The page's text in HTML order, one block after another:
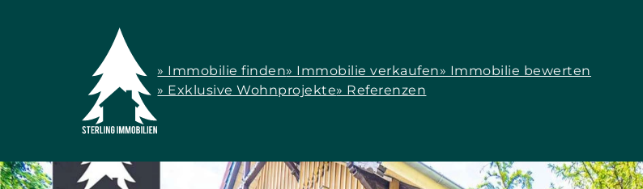
» Immobilie finden» Immobilie verkaufen» Immobilie bewerten
» Exklusive Wohnprojekte» Referenzen